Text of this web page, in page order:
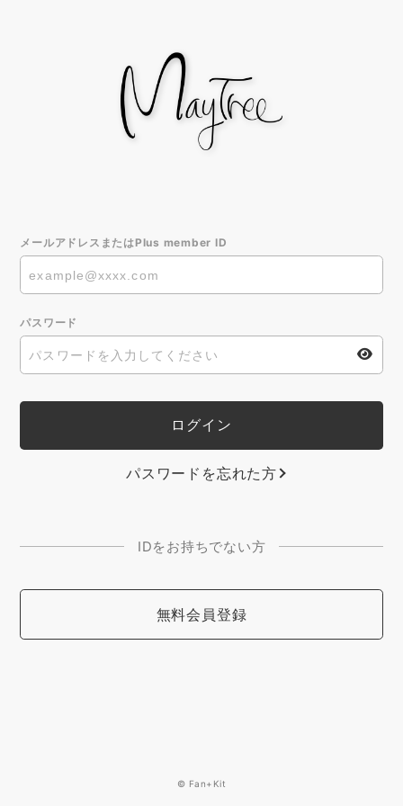
メールアドレスまたはPlus member ID
パスワード
パスワードを忘れた方
IDをお持ちでない方
無料会員登録
© Fan+Kit